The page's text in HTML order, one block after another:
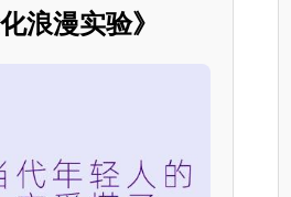
浪漫实验》